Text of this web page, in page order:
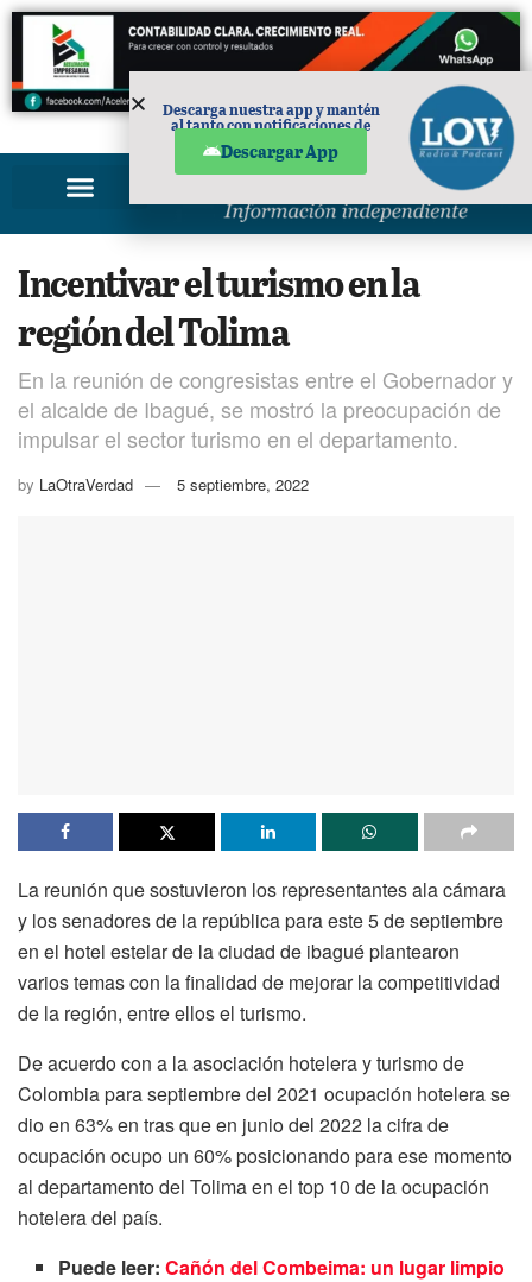
PUBLICIDAD
Incentivar el turismo en la
región del Tolima
En la reunión de congresistas entre el Gobernador y
el alcalde de Ibagué, se mostró la preocupación de
impulsar el sector turismo en el departamento.
by LaOtraVerdad 5 septiembre, 2022
La reunión que sostuvieron los representantes ala cámara
y los senadores de la república para este 5 de septiembre
en el hotel estelar de la ciudad de ibagué plantearon
varios temas con la finalidad de mejorar la competitividad
de la región, entre ellos el turismo.
De acuerdo con a la asociación hotelera y turismo de
Colombia para septiembre del 2021 ocupación hotelera se
dio en 63% en tras que en junio del 2022 la cifra de
ocupación ocupo un 60% posicionando para ese momento
al departamento del Tolima en el top 10 de la ocupación
hotelera del país.
Puede leer:Cañón del Combeima: un lugar limpio
Descarga nuestra app y mantén
al tanto con notificaciones de
Descargar App